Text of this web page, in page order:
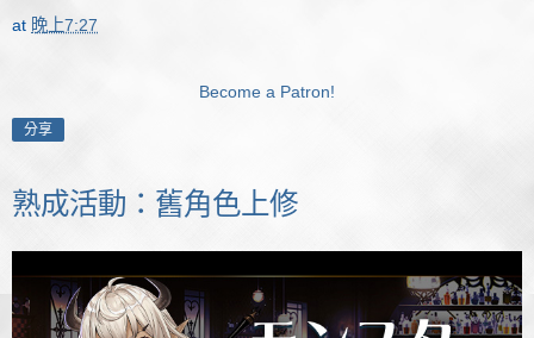
at 晚上7:27
Become a Patron!
分享
熟成活動：舊角色上修